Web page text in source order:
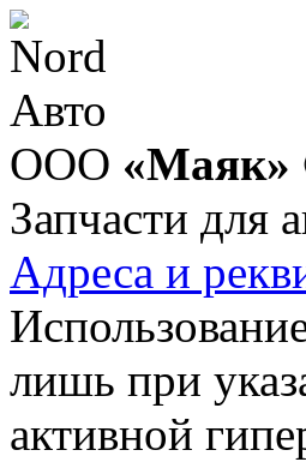
ООО «Маяк»
Запчасти для
Адреса и
лишь при
активной